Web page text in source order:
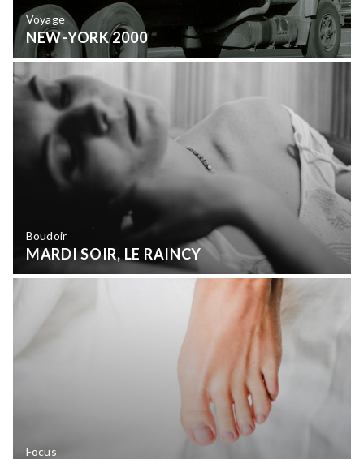
Voyage
NEW-YORK 2000
Boudoir
MARDI SOIR, LE RAINCY
Focus